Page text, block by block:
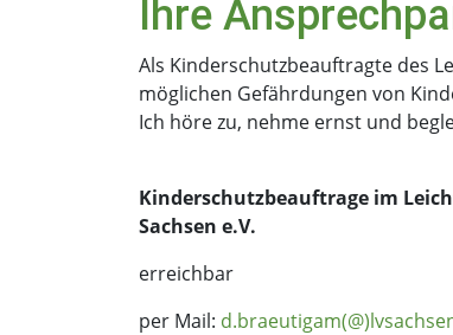
Ihre
Als Kinderschutzbeauftragte des
möglichen Gefährdungen von
Ich höre zu, nehme ernst und
Kinderschutzbeauftrage im
Sachsen e.V.
erreichbar
per Mail: